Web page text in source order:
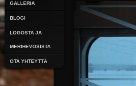
GALLERIA
BLOGI
LOGOSTA JA
MERIHEVOSISTA
OTA YHTEYTTÄ